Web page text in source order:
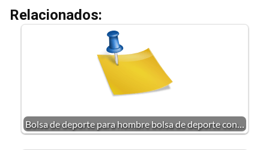
Relacionados:
Bolsa de deporte para hombre bolsa de deporte con…